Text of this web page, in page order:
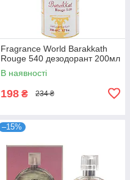
Fragrance World Barakkath
Rouge 540 дезодорант 200мл
В наявності
198 ₴ 234 ₴
–15%